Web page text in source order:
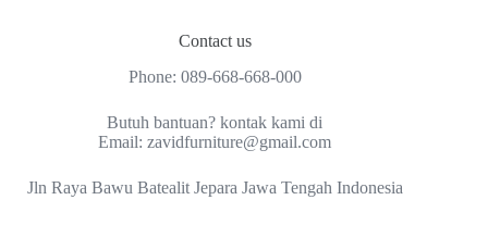
Contact us
Phone: 089-668-668-000
Butuh bantuan? kontak kami di
Email:zavidfurniture@gmail.com
Jln Raya Bawu Batealit Jepara Jawa Tengah Indonesia